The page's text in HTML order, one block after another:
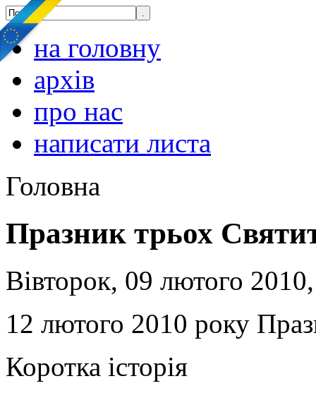
на головну
архів
про нас
написати листа
Головна
Празник трьох
Вівторок, 09 лютого
12 лютого 2010 року
Коротка історія